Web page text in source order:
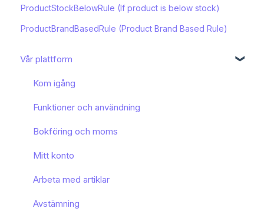
ProductStockBelowRule (If product is below stock)
ProductBrandBasedRule (Product Brand Based Rule)
Vår plattform
Kom igång
Funktioner och användning
Bokföring och moms
Mitt konto
Arbeta med artiklar
Avstämning